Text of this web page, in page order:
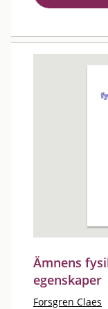
Ämnens
egenskaper
Forsgren Claes